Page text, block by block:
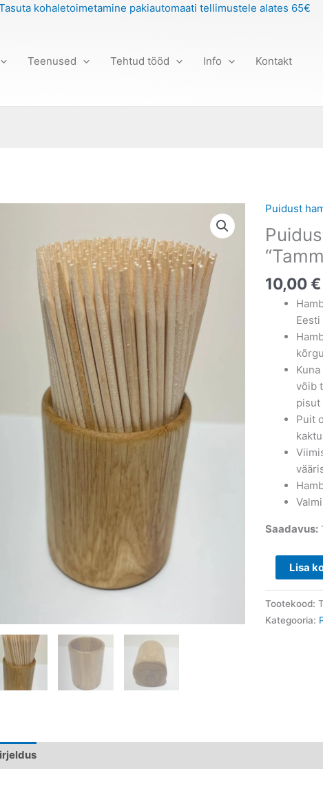
kohaletoimetamine pakiautomaati tellimustele alates 65€
Teenused Tehtud tööd Info Kontakt
Puidust
10,00€
võib
pisut
Puit
Saadavus:
Puidust
tops
"Tamm"
kogus
Lisa
Tootekood:
Kategooria: